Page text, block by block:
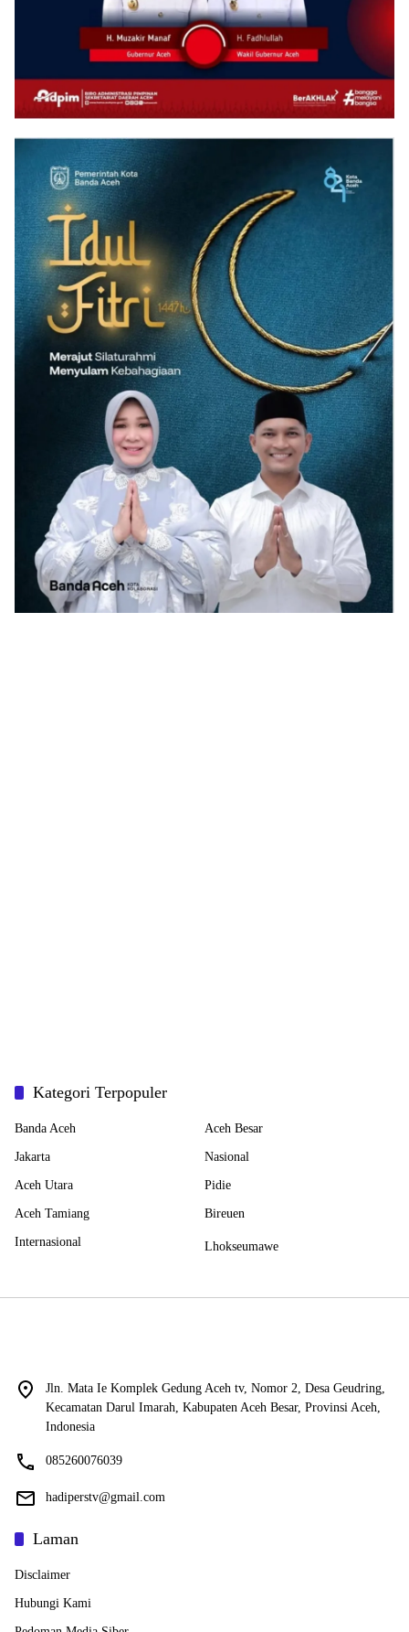
Kategori Terpopuler
Banda Aceh Aceh Besar
Jakarta Nasional
Aceh Utara Pidie
Aceh Tamiang Bireuen
Internasional Lhokseumawe
Jln. Mata Ie Komplek Gedung Aceh tv, Nomor 2, Desa Geudring,
Kecamatan Darul Imarah, Kabupaten Aceh Besar, Provinsi Aceh,
Indonesia
085260076039
hadiperstv@gmail.com
Laman
Disclaimer
Hubungi Kami